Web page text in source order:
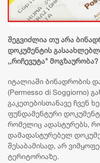
შეგვიძლია თუ არა
დოკუმენტის
,,რიჩევუტა" მოგზაურობა?
იტალიაში ბინადრობის
(Permesso di Soggiorno)
გაკეთებისთანავე ჩვენ
ფუნდამენტური
რომელიც ადასტურებს,
დამადასტურებელ
შესაბამისად, არ
ტერიტორიაზე.